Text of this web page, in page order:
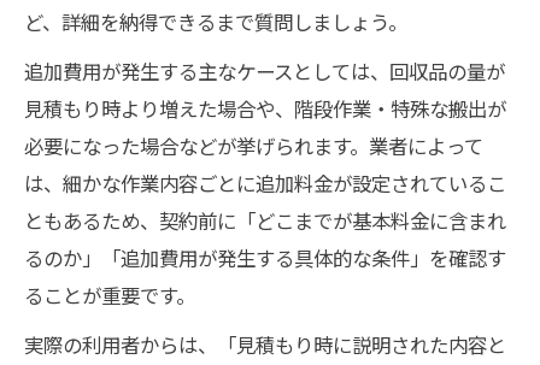
ど、詳細を納得できるまで質問しましょう。
追加費用が発生する主なケースとしては、回収品の量が
見積もり時より増えた場合や、階段作業・特殊な搬出が
必要になった場合などが挙げられます。業者によって
は、細かな作業内容ごとに追加料金が設定されているこ
ともあるため、契約前に「どこまでが基本料金に含まれ
るのか」「追加費用が発生する具体的な条件」を確認す
ることが重要です。
実際の利用者からは、「見積もり時に説明された内容と